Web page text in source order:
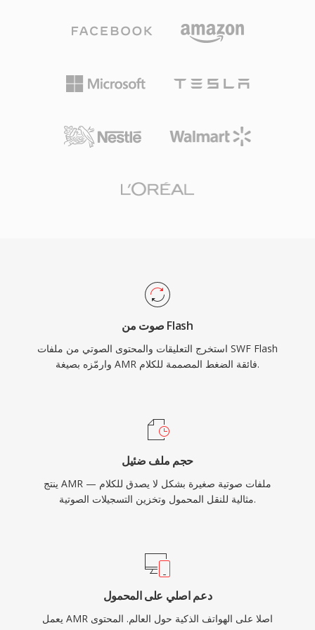
SWF انتشاراً لا مثيل له للمحتوى التفاعلي على الويب.
تطورت الصيغة لدعم تشغيل الفيديو والوصول إلى
المقابس للتطبيقات الفورية. أنهت Adobe دعم Flash
أهمية تاريخية وتُحفظ من خلال مشاريع مفتوحة
المصدر مثل Ruffle التي تتيح الوصول المستمر إلى
انتشاراً عالمياً، حيث تُستخدم في مليارات المكالمات
واحدة من صوت AMR بسرعة 12.2 كيلوبت/ثانية
تشغل نحو 90 كيلوبايت فقط، وهو أمر عملي
المتعددة على الشبكات محدودة النطاق الترددي. ومن
صوت من Flash
استخرج التعليقات والمحتوى الصوتي من ملفات SWF Flash
وارمّزه بصيغة AMR فائقة الضغط المصممة للكلام.
حجم ملف ضئيل
ينتج AMR ملفات صوتية صغيرة بشكل لا يصدق للكلام —
مثالية للنقل المحمول وتخزين التسجيلات الصوتية.
دعم اصلي على المحمول
يعمل AMR اصلا على الهواتف الذكية حول العالم. المحتوى